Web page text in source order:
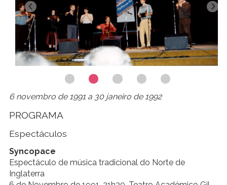
6 novembro de 1991 a 30 janeiro de 1992
PROGRAMA
Espectáculos
Syncopace
Espectáculo de música tradicional do Norte de
Inglaterra